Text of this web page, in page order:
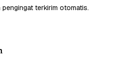
pengingat terkirim otomatis.